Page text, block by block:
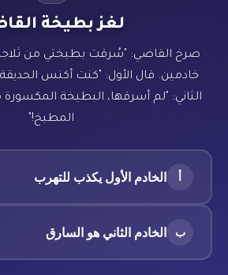
لغز بطيخة
صرخ القاضي: "سُرقت بطيختي من ثلاجة
خادمين. قال الأول: "كنت أكنس
الثاني: "لم أسرقها، البطيخة
المطبخ!"
الخادم الأول يكذب للتهرب
ب الخادم الثاني هو السارق